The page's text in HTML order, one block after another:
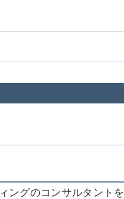
ングのコンサルタントを